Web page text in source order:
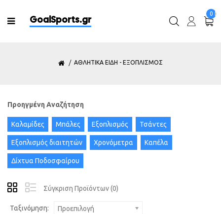
GoalSports.gr
0
ΑΘΛΗΤΙΚΑ ΕΙΔΗ - ΕΞΟΠΛΙΣΜΟΣ
Προηγμένη Αναζήτηση
Καλαμίδες Μπάλες Εξοπλισμός Τσάντες
Εξοπλισμός διαιτητών Χρονόμετρα Καπέλα
Δίχτυα Ποδοσφαίρου
Σύγκριση Προϊόντων (0)
Ταξινόμηση: Προεπιλογή